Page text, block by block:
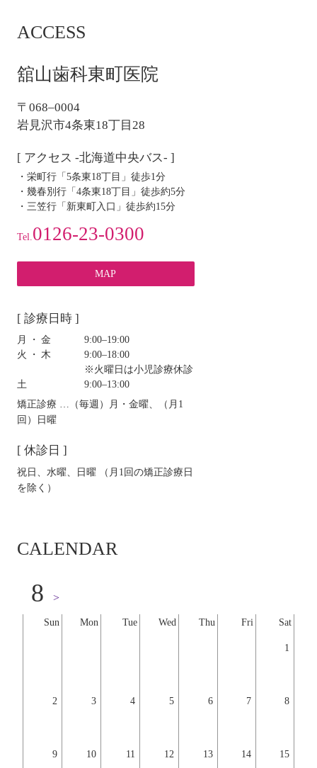
ACCESS
舘山歯科東町医院
〒068–0004
岩見沢市4条東18丁目28
[ アクセス -北海道中央バス- ]
・栄町行「5条東18丁目」徒歩1分
・幾春別行「4条東18丁目」徒歩約5分
・三笠行「新東町入口」徒歩約15分
Tel. 0126-23-0300
MAP
[ 診療日時 ]
月・金
9:00‒19:00
火・木
9:00‒18:00
※火曜日は小児診療休診
土
9:00‒13:00
矯正診療 …（毎週）月・金曜、（月1
回）日曜
[ 休診日 ]
祝日、水曜、日曜 （月1回の矯正診療日
を除く）
CALENDAR
Sun Mon Tue Wed Thu Fri Sat
1
2 3 4 5 6 7 8
9 10 11 12 13 14 15
8 >